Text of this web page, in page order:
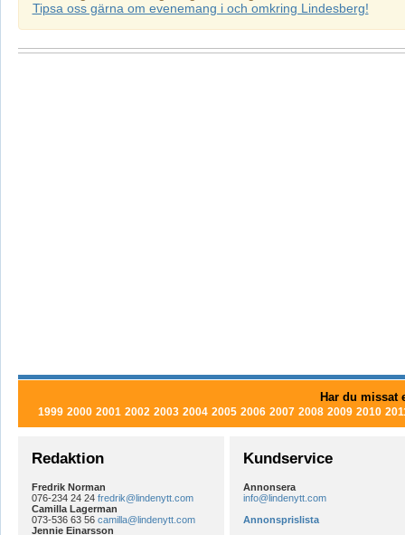
Tipsa oss gärna om evenemang i och omkring Lindesberg!
Har du missat
1999 2000 2001 2002 2003 2004 2005 2006 2007 2008 2009 2010
Redaktion
Fredrik Norman
076-234 24 24 fredrik@lindenytt.com
Camilla Lagerman
073-536 63 56 camilla@lindenytt.com
Jennie Einarsson
Kundservice
Annonsera
info@lindenytt.com
Annonsprislista